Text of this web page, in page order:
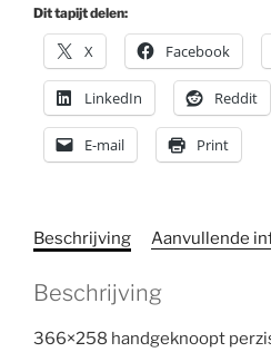
Dit tapijt delen:
X Facebook
LinkedIn Reddit
E-mail Print
Beschrijving Aanvullende
Beschrijving
366×258 handgeknoopt